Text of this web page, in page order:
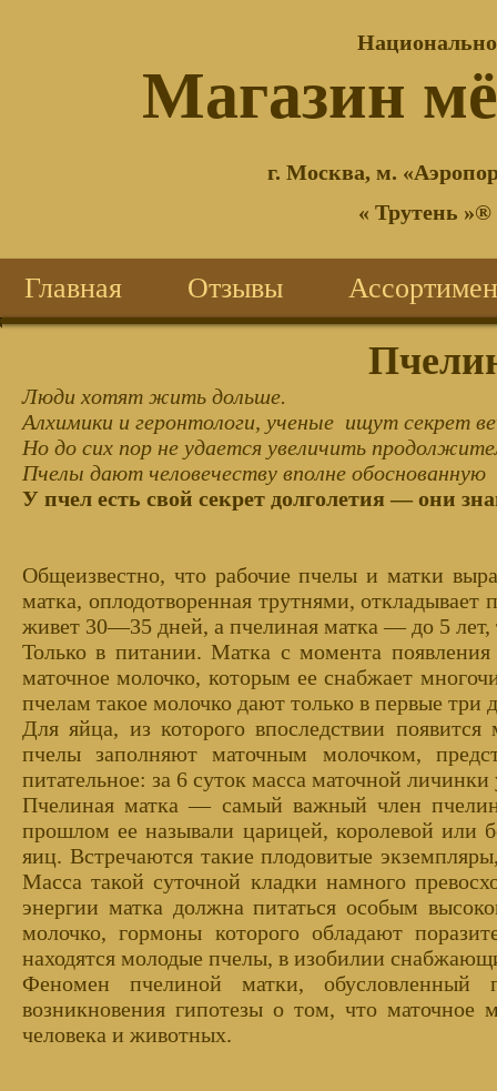
®
Магазин
г. Москва, м.
« Трутень
Главная Отзывы
Люди хотят жить дольше.
Алхимики и геронтологи, ученые ищут секрет
Но до сих пор не удается увеличить
Пчелы дают человечеству вполне
У пчел есть свой секрет долголетия — они
Общеизвестно, что рабочие пчелы и матки
матка, оплодотворенная трутнями,
живет 30—35 дней, а пчелиная матка — до 5 лет,
Только в питании. Матка с момента
маточное молочко, которым ее снабжает
пчелам такое молочко дают только в первые
Для яйца, из которого впоследствии
пчелы заполняют маточным молочком,
питательное: за 6 суток масса маточной
Пчелиная матка — самый важный член
прошлом ее называли царицей, королевой или
яиц. Встречаются такие плодовитые
Масса такой суточной кладки намного
энергии матка должна питаться особым
молочко, гормоны которого обладают
находятся молодые пчелы, в изобилии
Феномен пчелиной матки, обусловленный
возникновения гипотезы о том, что маточное
человека и животных.